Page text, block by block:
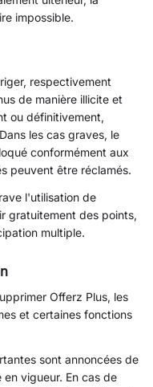
impossible.
respectivement
de manière illicite et
ou définitivement,
les cas graves, le
conformément aux
peuvent être réclamés.
l'utilisation de
gratuitement des points,
multiple.
Offerz Plus, les
et certaines fonctions
sont annoncées de
vigueur. En cas de